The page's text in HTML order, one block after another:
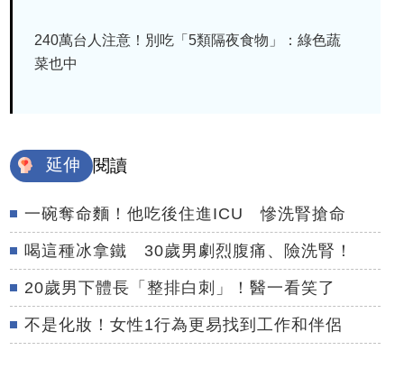
240萬台人注意！別吃「5類隔夜食物」：綠色蔬
菜也中
延伸 閱讀
一碗奪命麵！他吃後住進ICU 慘洗腎搶命
喝這種冰拿鐵 30歲男劇烈腹痛、險洗腎！
20歲男下體長「整排白刺」！醫一看笑了
不是化妝！女性1行為更易找到工作和伴侶